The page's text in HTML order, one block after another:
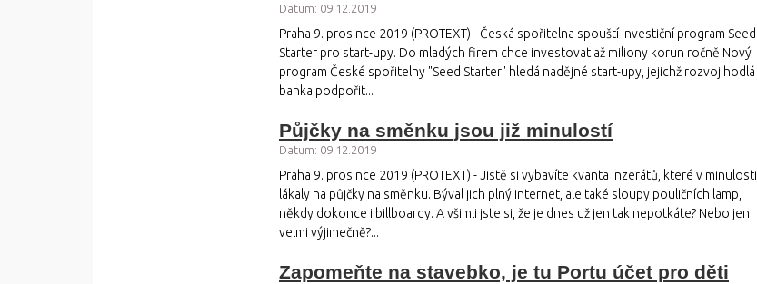
Datum: 09.12.2019
Praha 9. prosince 2019 (PROTEXT) - Česká spořitelna spouští investiční program Seed
Starter pro start-upy. Do mladých firem chce investovat až miliony korun ročně Nový
program České spořitelny "Seed Starter" hledá nadějné start-upy, jejichž rozvoj hodlá
banka podpořit...
Půjčky na směnku jsou již minulostí
Datum: 09.12.2019
Praha 9. prosince 2019 (PROTEXT) - Jistě si vybavíte kvanta inzerátů, které v minulosti
lákaly na půjčky na směnku. Býval jich plný internet, ale také sloupy pouličních lamp,
někdy dokonce i billboardy. A všimli jste si, že je dnes už jen tak nepotkáte? Nebo jen
velmi výjimečně?...
Zapomeňte na stavebko, je tu Portu účet pro děti